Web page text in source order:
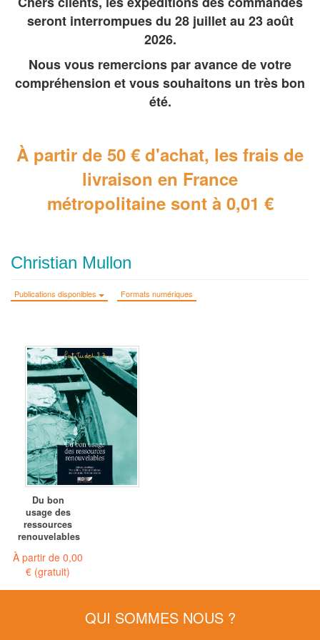
seront interrompues du 28 juillet au 23 août
2026.
Nous vous remercions par avance de votre
compréhension et vous souhaitons un très bon
été.
À partir de 50 € d'achat, les frais de
livraison en France
métropolitainesont à 0,01 €
Christian Mullon
Publications disponibles Formats numériques
Du bon
usage des
ressources
renouvelables
À partir de0,00
€ (gratuit)
QUI SOMMES NOUS ?